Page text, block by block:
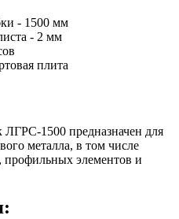
- 1500 мм
- 2 мм
плита
1500 предназначен для
металла, в том числе
профильных элементов и